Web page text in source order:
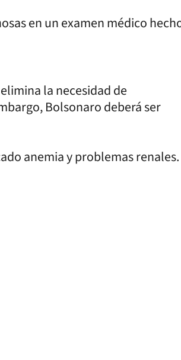
en un examen médico
la necesidad de
Bolsonaro deberá ser
anemia y problemas renales.